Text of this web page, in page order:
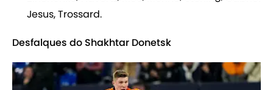
Jesus, Trossard.
Desfalques do Shakhtar Donetsk